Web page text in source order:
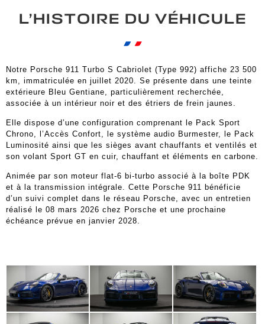
L’HISTOIRE DU VÉHICULE
Notre Porsche 911 Turbo S Cabriolet (Type 992) affiche 23 500
km, immatriculée en juillet 2020. Se présente dans une teinte
extérieure Bleu Gentiane, particulièrement recherchée,
associée à un intérieur noir et des étriers de frein jaunes.
Elle dispose d’une configuration comprenant le Pack Sport
Chrono, l’Accès Confort, le système audio Burmester, le Pack
Luminosité ainsi que les sièges avant chauffants et ventilés et
son volant Sport GT en cuir, chauffant et éléments en carbone.
Animée par son moteur flat-6 bi-turbo associé à la boîte PDK
et à la transmission intégrale. Cette Porsche 911 bénéficie
d’un suivi complet dans le réseau Porsche, avec un entretien
réalisé le 08 mars 2026 chez Porsche et une prochaine
échéance prévue en janvier 2028.